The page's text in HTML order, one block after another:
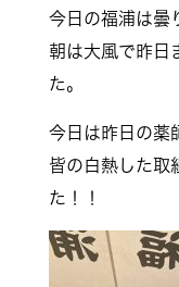
今日の福浦は曇
朝は大風で昨日
た。
今日は昨日の薬
皆の白熱した取
た！！